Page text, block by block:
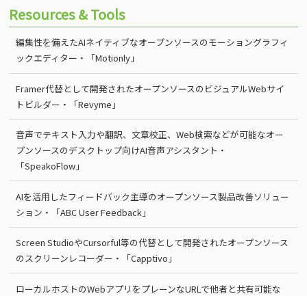
Resources & Tools
編集性を備えたAIネイティブなオープンソースのモーショングラフィ
ックエディター・「Motionly」
Framer代替として開発されたオープンソースのビジュアルWebサイ
トビルダー・「Revyme」
音声でテキスト入力や翻訳、文章校正、Web検索などが可能なオー
プンソースのデスクトップ向けAI音声アシスタント・
「SpeakoFlow」
AIを活用したフィードバック主導のオープンソース製品改善ソリュー
ション・「ABC User Feedback」
Screen StudioやCursorful等の代替として開発されたオープンソース
のスクリーンレコーダー・「Capptivo」
ローカルホストのWebアプリをプレーンなURLで他者と共有可能な